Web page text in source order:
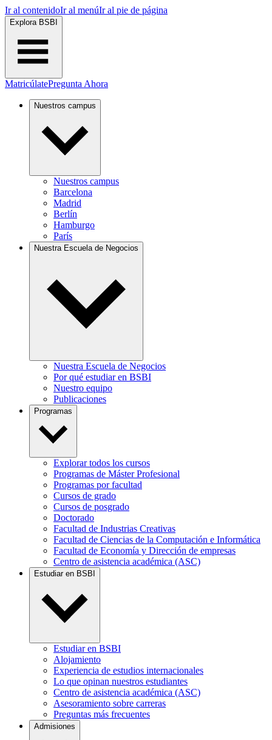
Ir al contenidoIr al menúIr al pie de página
Explora BSBI
MatricúlatePregunta Ahora
Nuestros campus
Nuestros campus
Barcelona
Madrid
Berlín
Hamburgo
París
Nuestra Escuela de Negocios
Nuestra Escuela de Negocios
Por qué estudiar en BSBI
Nuestro equipo
Publicaciones
Programas
Explorar todos los cursos
Programas de Máster Profesional
Programas por facultad
Cursos de grado
Cursos de posgrado
Doctorado
Facultad de Industrias Creativas
Facultad de Ciencias de la Computación e Informática
Facultad de Economía y Dirección de empresas
Centro de asistencia académica (ASC)
Estudiar en BSBI
Estudiar en BSBI
Alojamiento
Experiencia de estudios internacionales
Lo que opinan nuestros estudiantes
Centro de asistencia académica (ASC)
Asesoramiento sobre carreras
Preguntas más frecuentes
Admisiones